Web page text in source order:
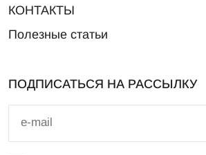
КОНТАКТЫ
Полезные статьи
ПОДПИСАТЬСЯ НА РАССЫЛКУ